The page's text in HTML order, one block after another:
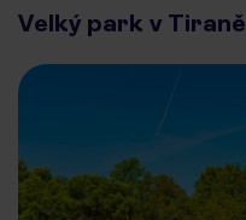
Velký park v Tiraně